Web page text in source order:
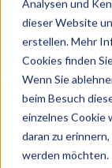
Analysen und
dieser Website
erstellen. Mehr
Cookies finden
Wenn Sie
beim Besuch
einzelnes Cookie
daran zu
werden möchten.